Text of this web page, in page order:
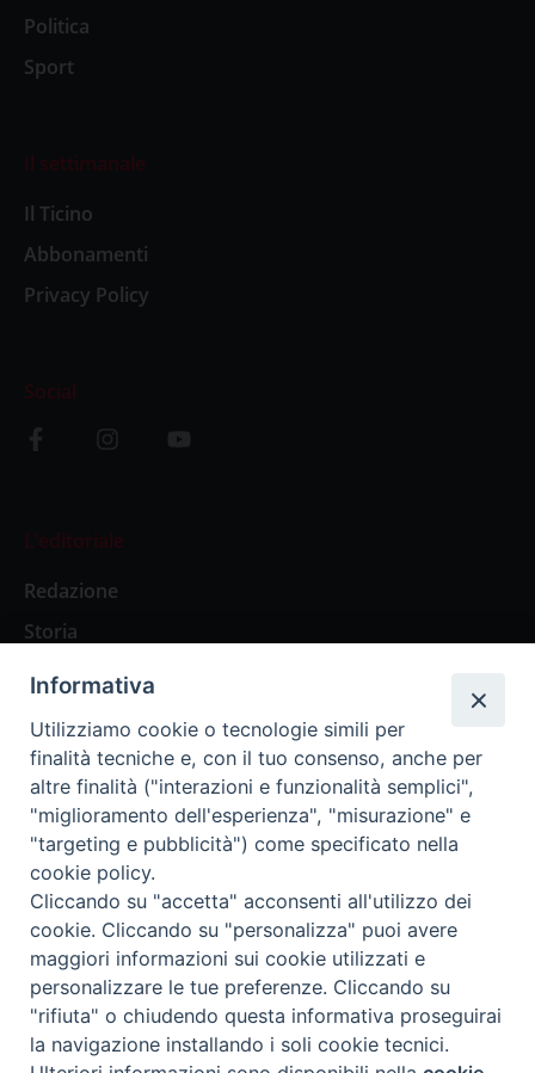
Politica
Sport
Il settimanale
Il Ticino
Abbonamenti
Privacy Policy
Social
L’editoriale
Redazione
Storia
Abbonamenti
Abbonamento Annuale Digitale
Abbonamento Annuale Cartaceo
Abbonamento Singola Copia Digitale
Redazione: Pavia, Piazza Duomo 11 - tel. 0382.24736 -
amministrazione@ilticino.it - repossi@ilticino.it - P.
IVA: 00213430184
Informativa
Utilizziamo cookie o tecnologie simili per
finalità tecniche e, con il tuo consenso, anche per
altre finalità ("interazioni e funzionalità semplici",
"miglioramento dell'esperienza", "misurazione" e
"targeting e pubblicità") come specificato nella
cookie policy.
Cliccando su "accetta" acconsenti all'utilizzo dei
cookie. Cliccando su "personalizza" puoi avere
maggiori informazioni sui cookie utilizzati e
personalizzare le tue preferenze. Cliccando su
"rifiuta" o chiudendo questa informativa proseguirai
la navigazione installando i soli cookie tecnici.